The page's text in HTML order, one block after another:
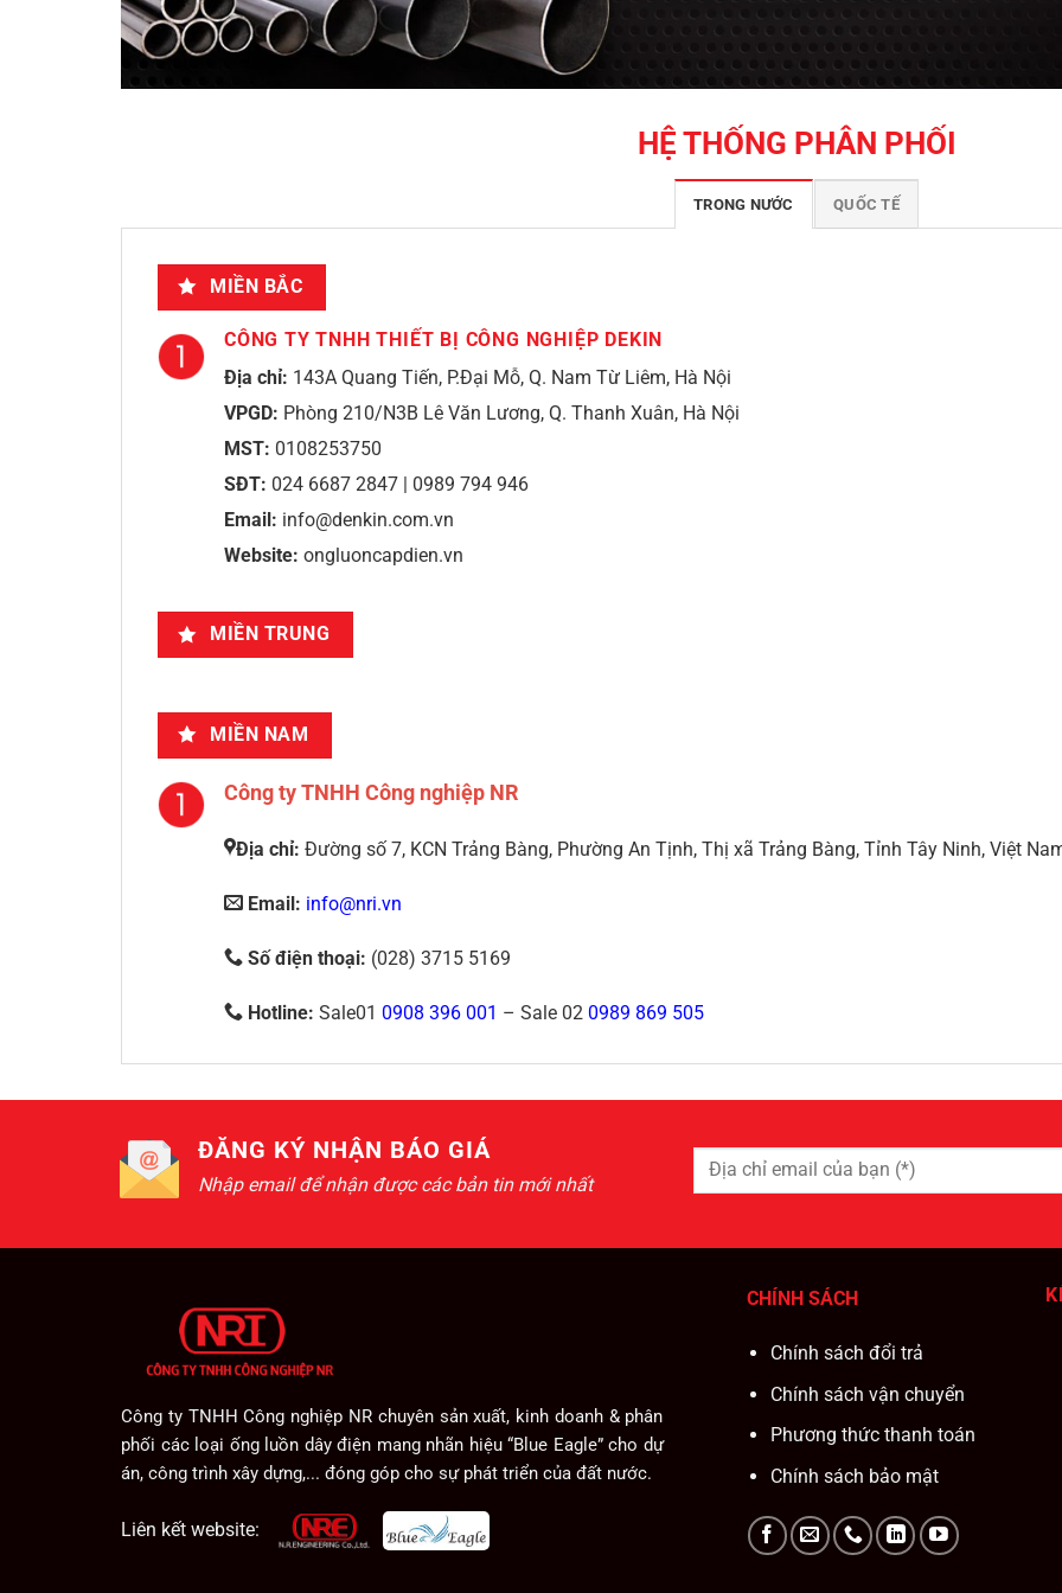
HỆ THỐNG PHÂN PHỐI
TRONG NƯỚC QUỐC TẾ
MIỀN BẮC
CÔNG TY TNHH THIẾT BỊ CÔNG NGHIỆP DEKIN
Địa chỉ: 143A Quang Tiến, P.Đại Mỗ, Q. Nam Từ Liêm, Hà Nội
VPGD: Phòng 210/N3B Lê Văn Lương, Q. Thanh Xuân, Hà Nội
MST: 0108253750
SĐT: 024 6687 2847 | 0989 794 946
Email: info@denkin.com.vn
Website: ongluoncapdien.vn
MIỀN TRUNG
MIỀN NAM
Công ty TNHH Công nghiệp NR
Địa chỉ: Đường số 7, KCN Trảng Bàng, Phường An Tịnh, Thị xã Trảng Bàng, Tỉnh Tây Ninh, Việt
Email: info@nri.vn
Số điện thoại: (028) 3715 5169
Hotline: Sale01 0908 396 001 – Sale 02 0989 869 505
ĐĂNG KÝ NHẬN BÁO GIÁ
Nhập email để nhận được các bản tin mới nhất
Công ty TNHH Công nghiệp NR chuyên sản xuất, kinh doanh & phân
phối các loại ống luồn dây điện mang nhãn hiệu “Blue Eagle” cho dự
án, công trình xây dựng,... đóng góp cho sự phát triển của đất nước.
Liên kết website:
CHÍNH SÁCH
Chính sách đổi trả
Chính sách vận chuyển
Phương thức thanh toán
Chính sách bảo mật